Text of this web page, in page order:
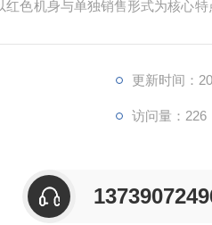
红色机身与单独销售形式为核心
更新时间：
访问量：226